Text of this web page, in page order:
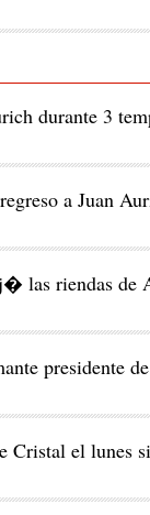
durante 3
a Juan
las riendas de
presidente
Cristal el lunes